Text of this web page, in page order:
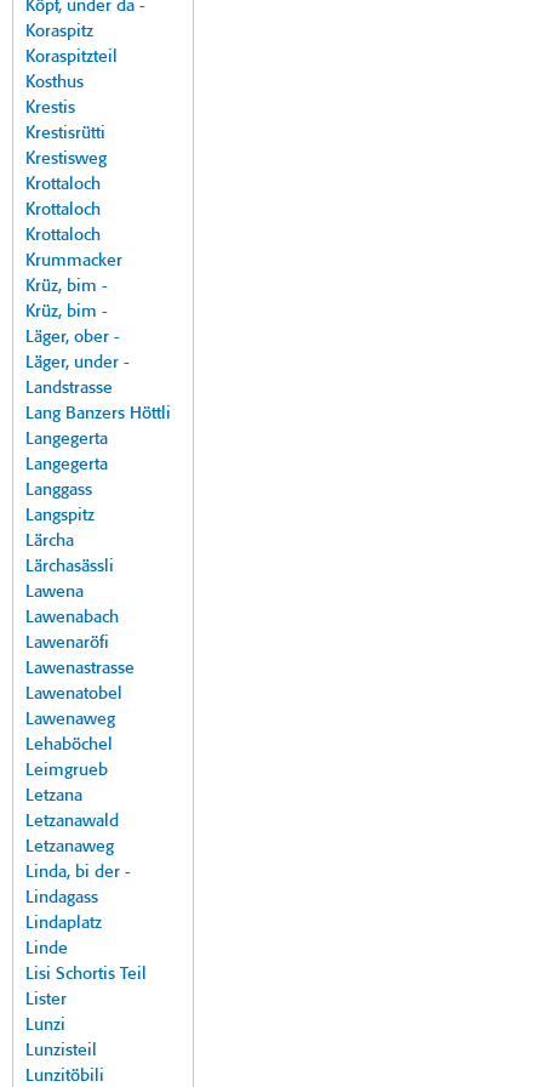
Köpf, under da -
Koraspitz
Koraspitzteil
Kosthus
Krestis
Krestisrütti
Krestisweg
Krottaloch
Krottaloch
Krottaloch
Krummacker
Krüz, bim -
Krüz, bim -
Läger, ober -
Läger, under -
Landstrasse
Lang Banzers Höttli
Langegerta
Langegerta
Langgass
Langspitz
Lärcha
Lärchasässli
Lawena
Lawenabach
Lawenaröfi
Lawenastrasse
Lawenatobel
Lawenaweg
Lehaböchel
Leimgrueb
Letzana
Letzanawald
Letzanaweg
Linda, bi der -
Lindagass
Lindaplatz
Linde
Lisi Schortis Teil
Lister
Lunzi
Lunzisteil
Lunzitöbili